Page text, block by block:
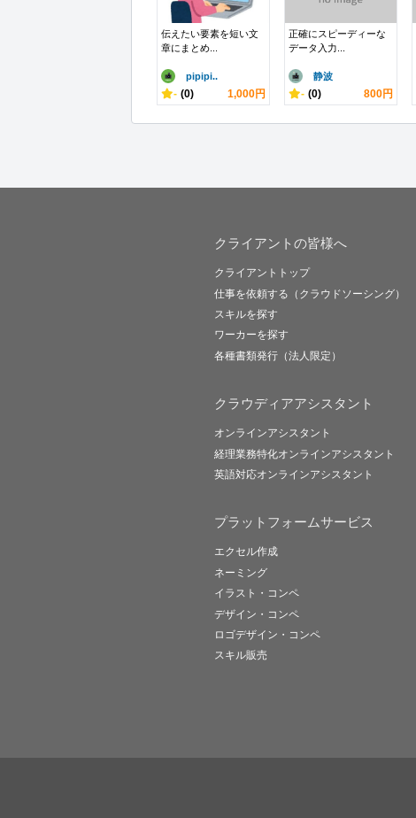
伝えたい要素を短い文
章にまとめ...
pipipi..
- (0) 1,000円
正確にスピーディーな
データ入力...
静波
- (0) 800円
クライアントの皆様へ
クライアントトップ
仕事を依頼する（クラウドソーシング）
スキルを探す
ワーカーを探す
各種書類発行（法人限定）
クラウディアアシスタント
オンラインアシスタント
経理業務特化オンラインアシスタント
英語対応オンラインアシスタント
プラットフォームサービス
エクセル作成
ネーミング
イラスト・コンペ
デザイン・コンペ
ロゴデザイン・コンペ
スキル販売